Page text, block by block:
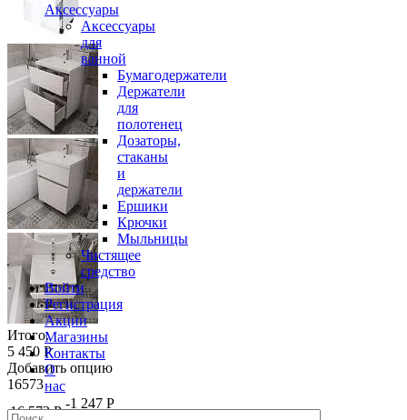
Аксессуары
Аксессуары
для
ванной
Бумагодержатели
Держатели
для
полотенец
Дозаторы,
стаканы
и
держатели
Ершики
Крючки
Мыльницы
Чистящее
средство
Войти
Регистрация
Акции
Магазины
Контакты
О
нас
Итого:
5 450 Р
Добавить опцию
16573
16 573 Р
-1 247 Р